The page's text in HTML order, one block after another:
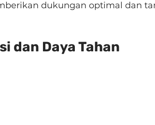
dukungan optimal dan
dan Daya Tahan